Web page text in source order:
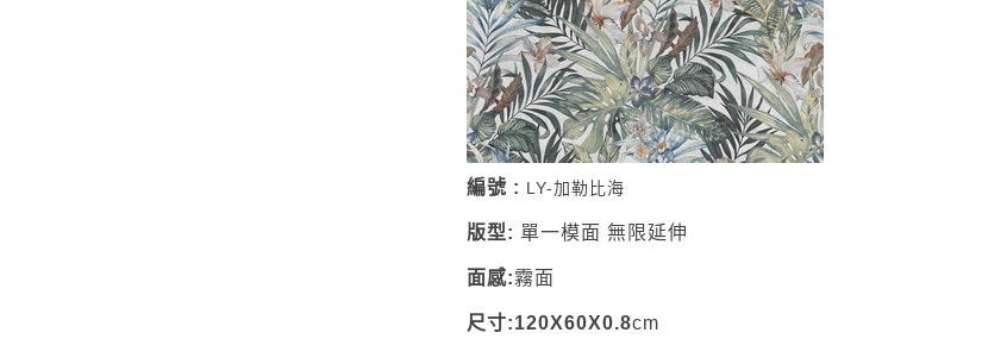
編號 : LY-加勒比海
版型: 單一模面 無限延伸
面感:霧面
尺寸:120X60X0.8cm